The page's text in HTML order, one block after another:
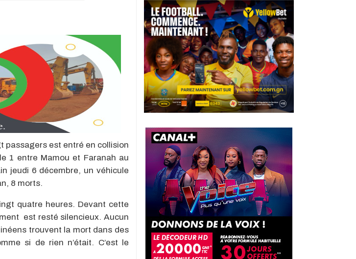
passagers est entré en collision
1 entre Mamou et Faranah au
jeudi 6 décembre, un véhicule
8 morts.
quatre heures. Devant cette
est resté silencieux. Aucun
trouvent la mort dans des
si de rien n’était. C’est le